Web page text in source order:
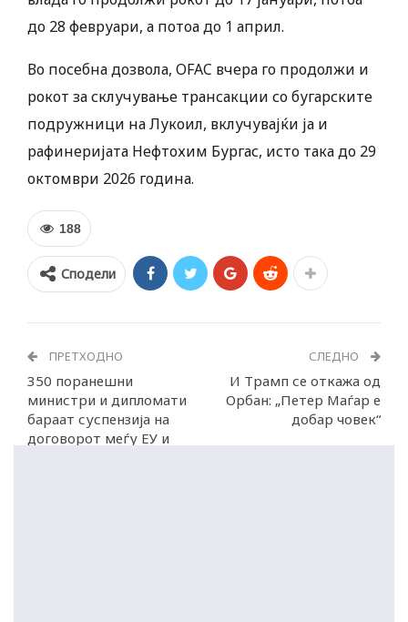
до 28 февруари, а потоа до 1 април.
Во посебна дозвола, OFAC вчера го продолжи и
рокот за склучување трансакции со бугарските
подружници на Лукоил, вклучувајќи ја и
рафинеријата Нефтохим Бургас, исто така до 29
октомври 2026 година.
188
Сподели
ПРЕТХОДНО
350 поранешни
министри и дипломати
бараат суспензија на
договорот меѓу ЕУ и
СЛЕДНО
И Трамп се откажа од
Орбан: „Петер Маѓар е
добар човек“